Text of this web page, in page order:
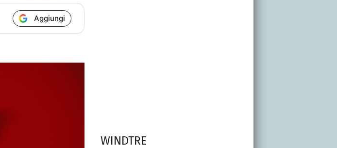
Aggiungi
WINDTRE